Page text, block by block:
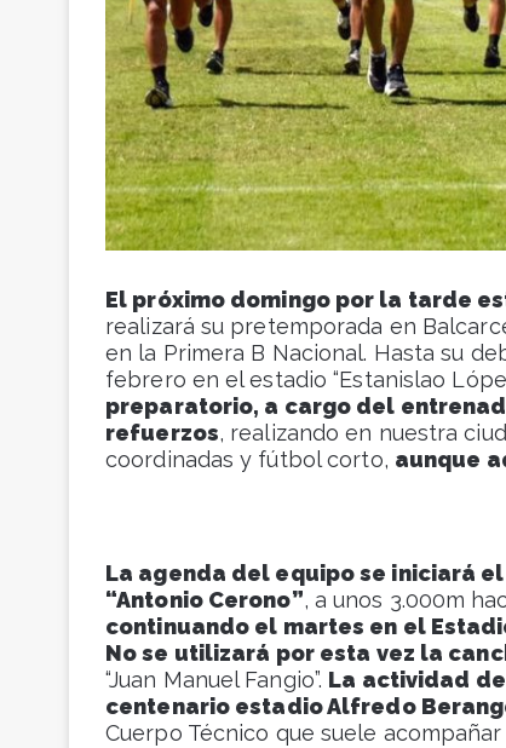
El próximo domingo por la tarde
realizará su pretemporada en
en la Primera B Nacional. Hasta su
febrero en el estadio “Estanislao
preparatorio, a cargo del
refuerzos, realizando en nuestra
coordinadas y fútbol corto, aunque
La agenda del equipo se iniciará
“Antonio Cerono”, a unos 3.000m
continuando el martes en el
No se utilizará por esta vez la
“Juan Manuel Fangio”. La actividad
centenario estadio Alfredo
Cuerpo Técnico que suele